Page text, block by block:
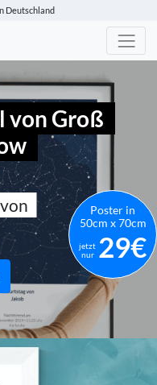
Deutschland
Fotogeschenke.de
von Groß
Poster in
50cm x 70cm
jetzt
nur 29€